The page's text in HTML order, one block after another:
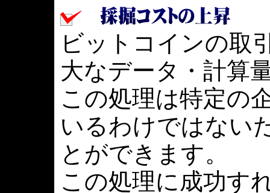
ビットコインの取
大なデータ・計算
この処理は特定の
いるわけではない
とができます。
この処理に成功す